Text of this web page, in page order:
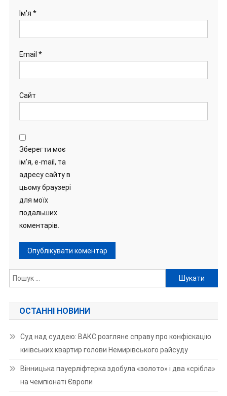
Ім'я *
Email *
Сайт
Зберегти моє
ім'я, e-mail, та
адресу сайту в
цьому браузері
для моїх
подальших
коментарів.
Пошук:
ОСТАННІ НОВИНИ
Суд над суддею: ВАКС розгляне справу про конфіскацію
київських квартир голови Немирівського райсуду
Вінницька пауерліфтерка здобула «золото» і два «срібла»
на чемпіонаті Європи